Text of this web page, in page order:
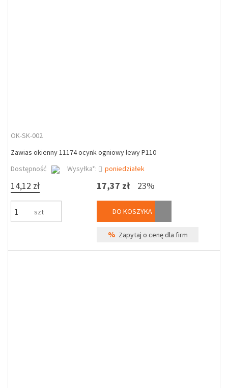
OK-SK-002
Zawias okienny 11174 ocynk ogniowy lewy P110
Dostępność
Wysyłka*: poniedziałek
14,12 zł
szt
17,37 zł 23%
DO KOSZYKA
% Zapytaj o cenę dla firm